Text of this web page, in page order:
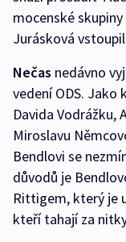
mocenské
Jurásková
Nečas nedávno
vedení ODS.
Davida Vodrážku,
Miroslavu
Bendlovi se
důvodů je
Rittigem, který je
kteří tahají za